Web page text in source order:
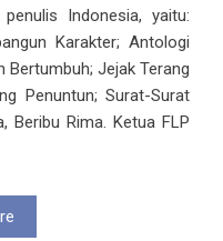
Indonesia, yaitu:
Karakter; Antologi
Bertumbuh; Jejak Terang
Penuntun; Surat-Surat
Beribu Rima. Ketua FLP